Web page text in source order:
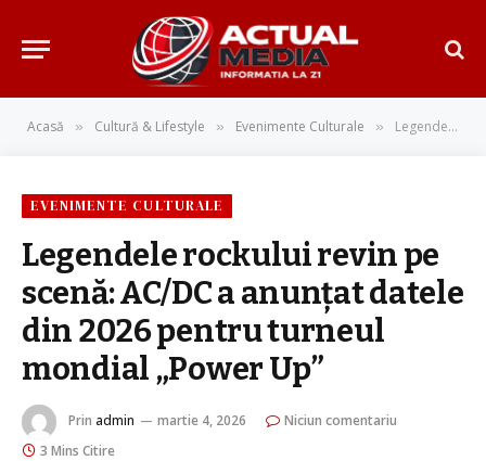
Acasă » Cultură & Lifestyle » Evenimente Culturale » Legendele rockului revin pe scenă: AC/DC a anunţat datele din 2026 pentru turneul mondial „Power Up”
EVENIMENTE CULTURALE
Legendele rockului revin pe
scenă: AC/DC a anunţat datele
din 2026 pentru turneul
mondial „Power Up”
Prin admin martie 4, 2026
Niciun comentariu
3 Mins Citire